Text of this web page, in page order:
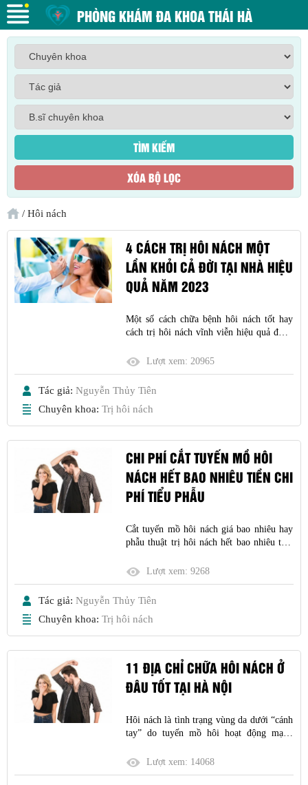
PHÒNG KHÁM ĐA KHOA THÁI HÀ
/ Hôi nách
‍4 CÁCH TRỊ HÔI NÁCH MỘT
LẦN KHỎI CẢ ĐỜI TẠI NHÀ HIỆU
QUẢ NĂM 2023
Một số cách chữa bệnh hôi nách tốt hay
cách trị hôi nách vĩnh viễn hiệu quả được
nay nắng nóng tột độ. Hôi nách là hiện
tượng vùng nách tăng tiết mồ hôi gây ra
mùi hôi khó chịu, chính vì thế mà những
người mắc
Lượt xem:20965
Tác giả: Nguyễn Thủy Tiên
Chuyên khoa: Trị hôi nách
CHI PHÍ CẮT TUYẾN MỒ HÔI
NÁCH HẾT BAO NHIÊU TIỀN CHI
PHÍ TIỂU PHẪU
Cắt tuyến mồ hôi nách giá bao nhiêu hay
phẫu thuật trị hôi nách hết bao nhiêu tiền
tâm, băn khoăn.
Lượt xem:9268
Tác giả: Nguyễn Thủy Tiên
Chuyên khoa: Trị hôi nách
11 ĐỊA CHỈ CHỮA HÔI NÁCH Ở
ĐÂU TỐT TẠI HÀ NỘI
Hôi nách là tình trạng vùng da dưới “cánh
tay” do tuyến mồ hôi hoạt động mạnh
nhanh chóng và gây ra mùi hôi khó chịu
Lượt xem: 14068